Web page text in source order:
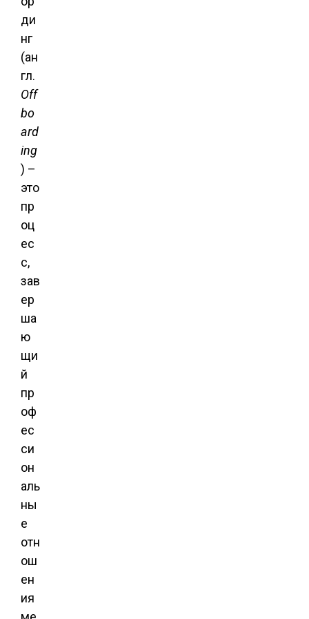
ди
нг
(ан
гл.
Off
bo
ard
ing
) –
это
пр
оц
ес
с,
зав
ер
ша
ю
щи
й
пр
оф
ес
си
он
аль
ны
е
отн
ош
ен
ия